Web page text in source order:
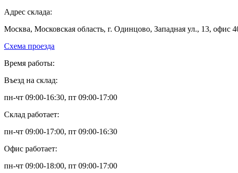
Адрес склада:
Москва, Московская область, г. Одинцово, Западная ул., 13, офис
Схема проезда
Время работы:
Въезд на склад:
пн-чт 09:00-16:30, пт 09:00-17:00
Склад работает:
пн-чт 09:00-17:00, пт 09:00-16:30
Офис работает:
пн-чт 09:00-18:00, пт 09:00-17:00